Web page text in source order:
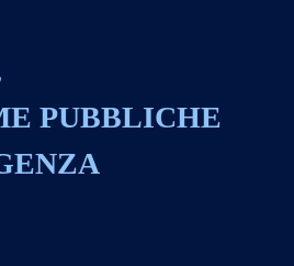
PUBBLICHE